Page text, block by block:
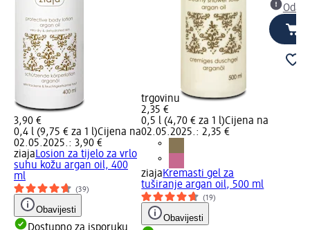
3,90 €
0,4 l (9,75 € za 1 l)Cijena na
02.05.2025.: 3,90 €
ziajaLosion za tijelo za vrlo
suhu kožu argan oil, 400
ml
(39)
Obavijesti
trgovinu
2,35 €
0,5 l (4,70 € za 1 l)Cijena na
02.05.2025.: 2,35 €
ziajaKremasti gel za
tuširanje argan oil, 500 ml
(19)
Obavijesti